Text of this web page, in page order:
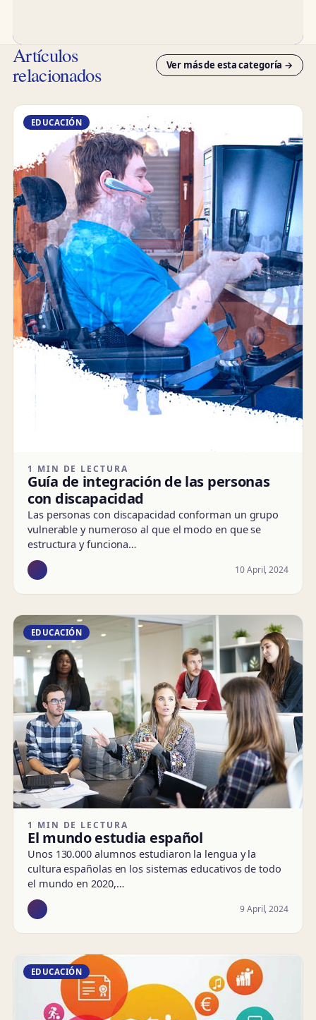
Artículos
relacionados Ver más de esta categoría →
EDUCACIÓN
1 MIN DE LECTURA
Guía de integración de las personas
con discapacidad
Las personas con discapacidad conforman un grupo
vulnerable y numeroso al que el modo en que se
estructura y funciona…
10 April, 2024
EDUCACIÓN
1 MIN DE LECTURA
El mundo estudia español
Unos 130.000 alumnos estudiaron la lengua y la
cultura españolas en los sistemas educativos de todo
el mundo en 2020,…
9 April, 2024
EDUCACIÓN